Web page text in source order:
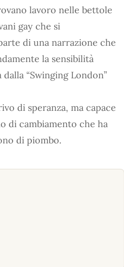
lavoro nelle bettole
gay che si
di una narrazione che
la sensibilità
“Swinging London”
di speranza, ma capace
di cambiamento che ha
di piombo.